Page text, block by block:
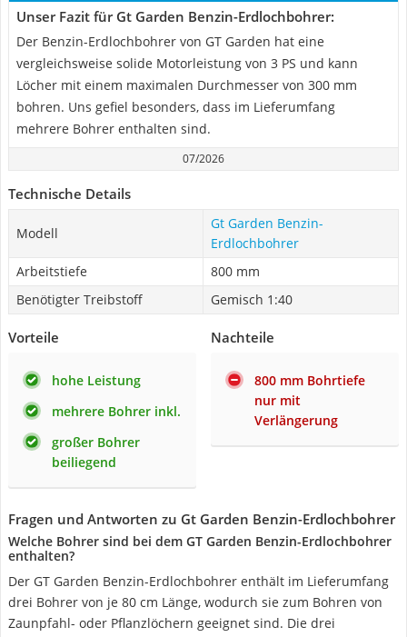
Unser Fazit für Gt Garden Benzin-Erdlochbohrer:
Der Benzin-Erdlochbohrer von GT Garden hat eine
vergleichsweise solide Motorleistung von 3 PS und kann
Löcher mit einem maximalen Durchmesser von 300 mm
bohren. Uns gefiel besonders, dass im Lieferumfang
mehrere Bohrer enthalten sind.
07/2026
Technische Details
Modell
Gt Garden Benzin-
Erdlochbohrer
Arbeitstiefe
800 mm
Benötigter Treibstoff
Gemisch 1:40
Vorteile
hohe Leistung
mehrere Bohrer inkl.
großer Bohrer
beiliegend
Nachteile
800 mm Bohrtiefe
nur mit
Verlängerung
Fragen und Antworten zu Gt Garden Benzin-Erdlochbohrer
Welche Bohrer sind bei dem GT Garden Benzin-Erdlochbohrer
enthalten?
Der GT Garden Benzin-Erdlochbohrer enthält im Lieferumfang
drei Bohrer von je 80 cm Länge, wodurch sie zum Bohren von
Zaunpfahl- oder Pflanzlöchern geeignet sind. Die drei